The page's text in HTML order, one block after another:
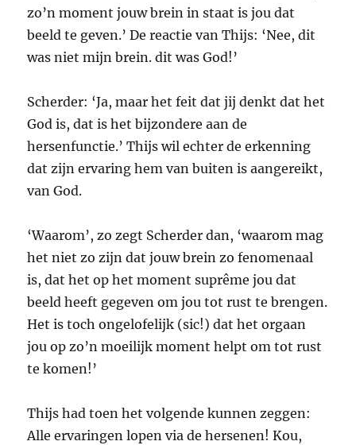
zo’n moment jouw brein in staat is jou dat
beeld te geven.’ De reactie van Thijs: ‘Nee, dit
was niet mijn brein. dit was God!’
Scherder: ‘Ja, maar het feit dat jij denkt dat het
God is, dat is het bijzondere aan de
hersenfunctie.’ Thijs wil echter de erkenning
dat zijn ervaring hem van buiten is aangereikt,
van God.
‘Waarom’, zo zegt Scherder dan, ‘waarom mag
het niet zo zijn dat jouw brein zo fenomenaal
is, dat het op het moment suprême jou dat
beeld heeft gegeven om jou tot rust te brengen.
Het is toch ongelofelijk (sic!) dat het orgaan
jou op zo’n moeilijk moment helpt om tot rust
te komen!’
Thijs had toen het volgende kunnen zeggen:
Alle ervaringen lopen via de hersenen! Kou,